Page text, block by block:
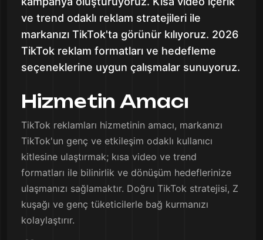
ve trend odaklı reklam stratejileri ile
markanızı TikTok'ta görünür kılıyoruz. 2026
TikTok reklam formatları ve hedefleme
seçeneklerine uygun çalışmalar sunuyoruz.
Hizmetin Amacı
TikTok reklamları hizmetinin amacı, markanızı
TikTok'un genç ve etkileşim odaklı kullanıcı
kitlesine ulaştırmak; kısa video ve trend
formatları ile bilinirlik ve dönüşüm hedeflerinize
ulaşmanızı sağlamaktır. Doğru TikTok stratejisi, Z
kuşağı ve genç tüketicilerle bağ kurmanızı
kolaylaştırır.